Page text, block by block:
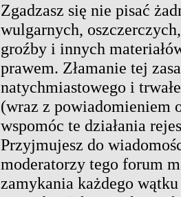
Zgadzasz się nie pisać
wulgarnych,
groźby i innych
prawem. Złamanie tej
natychmiastowego i
(wraz z powiadomieniem
wspomóc te działania
Przyjmujesz do
moderatorzy tego forum
zamykania każdego